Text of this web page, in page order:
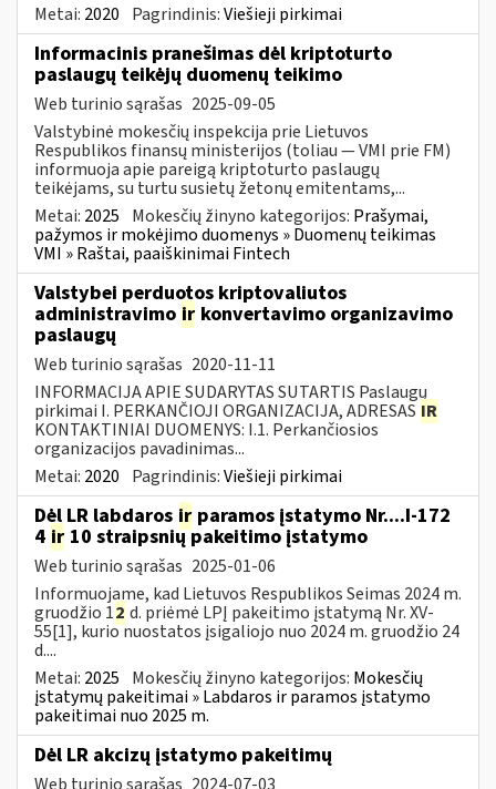
Metai: 2020 Pagrindinis:Viešieji pirkimai
Informacinis pranešimas dėl kriptoturto
paslaugų teikėjų duomenų teikimo
Web turinio sąrašas 2025-09-05
Valstybinė mokesčių inspekcija prie Lietuvos
Respublikos finansų ministerijos (toliau — VMI prie FM)
informuoja apie pareigą kriptoturto paslaugų
teikėjams, su turtu susietų žetonų emitentams,...
Metai: 2025 Mokesčių žinyno kategorijos: Prašymai,
pažymos ir mokėjimo duomenys » Duomenų teikimas
VMI » Raštai, paaiškinimai Fintech
Valstybei perduotos kriptovaliutos
administravimo ir konvertavimo organizavimo
paslaugų
Web turinio sąrašas 2020-11-11
INFORMACIJA APIE SUDARYTAS SUTARTIS Paslaugų
pirkimai I. PERKANČIOJI ORGANIZACIJA, ADRESAS IR
KONTAKTINIAI DUOMENYS: I.1. Perkančiosios
organizacijos pavadinimas...
Metai: 2020 Pagrindinis:Viešieji pirkimai
Dėl LR labdaros ir paramos įstatymo Nr....I-172
4 ir 10 straipsnių pakeitimo įstatymo
Web turinio sąrašas 2025-01-06
Informuojame, kad Lietuvos Respublikos Seimas 2024 m.
gruodžio 12 d. priėmė LPĮ pakeitimo įstatymą Nr. XV-
55[1], kurio nuostatos įsigaliojo nuo 2024 m. gruodžio 24
d....
Metai: 2025 Mokesčių žinyno kategorijos: Mokesčių
įstatymų pakeitimai » Labdaros ir paramos įstatymo
pakeitimai nuo 2025 m.
Dėl LR akcizų įstatymo pakeitimų
Web turinio sąrašas 2024-07-03